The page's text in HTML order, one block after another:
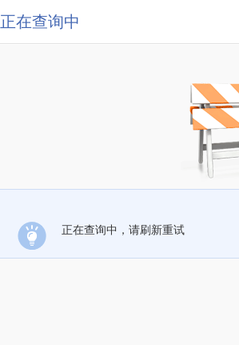
正在查询中
正在查询中，请刷新重试